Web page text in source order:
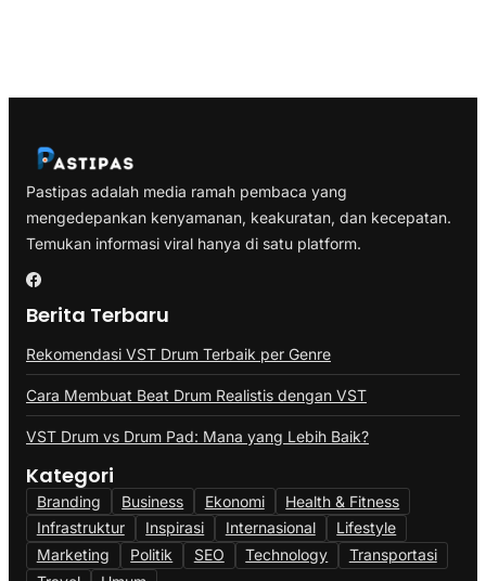
Pastipas adalah media ramah pembaca yang
mengedepankan kenyamanan, keakuratan, dan kecepatan.
Temukan informasi viral hanya di satu platform.
Berita Terbaru
Rekomendasi VST Drum Terbaik per Genre
Cara Membuat Beat Drum Realistis dengan VST
VST Drum vs Drum Pad: Mana yang Lebih Baik?
Kategori
Branding Business Ekonomi
Health & Fitness
Infrastruktur
Inspirasi Internasional
Lifestyle
Marketing
Politik SEO Technology
Transportasi